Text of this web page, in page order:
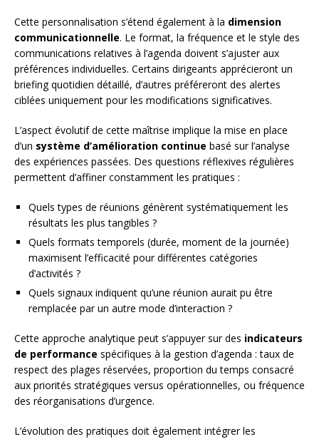
Cette personnalisation s’étend également à la dimension
communicationnelle. Le format, la fréquence et le style des
communications relatives à l’agenda doivent s’ajuster aux
préférences individuelles. Certains dirigeants apprécieront un
briefing quotidien détaillé, d’autres préféreront des alertes
ciblées uniquement pour les modifications significatives.
L’aspect évolutif de cette maîtrise implique la mise en place
d’un système d’amélioration continue basé sur l’analyse
des expériences passées. Des questions réflexives régulières
permettent d’affiner constamment les pratiques :
Quels types de réunions génèrent systématiquement les
résultats les plus tangibles ?
Quels formats temporels (durée, moment de la journée)
maximisent l’efficacité pour différentes catégories
d’activités ?
Quels signaux indiquent qu’une réunion aurait pu être
remplacée par un autre mode d’interaction ?
Cette approche analytique peut s’appuyer sur des indicateurs
de performance spécifiques à la gestion d’agenda : taux de
respect des plages réservées, proportion du temps consacré
aux priorités stratégiques versus opérationnelles, ou fréquence
des réorganisations d’urgence.
L’évolution des pratiques doit également intégrer les